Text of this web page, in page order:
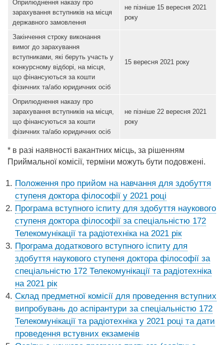
Оприлюднення наказу про
зарахування вступників на місця
державного замовлення
не пізніше 15 вересня 2021
року
Закінчення строку виконання
вимог до зарахування
вступниками, які беруть участь у
конкурсному відборі, на місця,
що фінансуються за кошти
фізичних та/або юридичних осіб
15 вересня 2021 року
Оприлюднення наказу про
зарахування вступників на місця,
що фінансуються за кошти
фізичних та/або юридичних осіб
не пізніше 22 вересня 2021
року
* в разі наявності вакантних місць, за рішенням
Приймальної комісії, терміни можуть бути подовжені.
Положення про прийом на навчання для здобуття
ступеня доктора філософії у 2021 році
Програма вступного іспиту для здобуття наукового
ступеня доктора філософії за спеціальністю 172
Телекомунікації та радіотехніка на 2021 рік
Програма додаткового вступного іспиту для
здобуття наукового ступеня доктора філософії за
спеціальністю 172 Телекомунікації та радіотехніка
на 2021 рік
Склад предметної комісії для проведення вступних
випробувань до аспірантури за спеціальністю 172
Телекомунікації та радіотехніка у 2021 році та дати
проведення встувних екзаменів